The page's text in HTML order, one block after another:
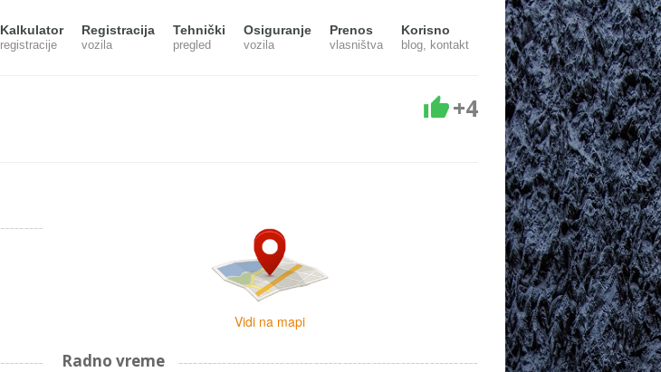
Kalkulator
registracije
Registracija
vozila
Tehnički
pregled
Osiguranje
vozila
Prenos
vlasništva
Korisno
blog, kontakt
+4
Vidi na mapi
Radno vreme